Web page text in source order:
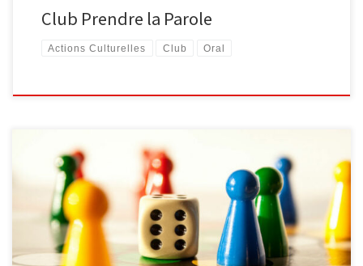
Club Prendre la Parole
Actions Culturelles Club Oral